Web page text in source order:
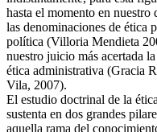
hasta el momento en nuestro
las denominaciones de ética
política (Villoria Mendieta
nuestro juicio más acertada
ética administrativa (Gracia
Vila, 2007).
El estudio doctrinal de la
sustenta en dos grandes
aquella rama del